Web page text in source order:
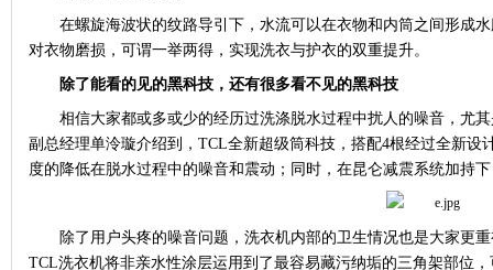
在螺旋海波状的纹路导引下，水流可以在衣物和内筒之间形成
对衣物磨损，可谓一举两得，实现洗衣与护衣的双重提升。
除了能看的见的黑科技，还有很多看不见的黑科技
相信大家都或多或少的经历过洗涤脱水过程中扰人的噪音，尤
副总经理单泠璇介绍到， TCL全新超级筒科技，搭配4根经过全新设
度的降低在脱水过程中的噪音和震动；同时，在昆仑减震系统加持
除了用户头疼的噪音问题，洗衣机内部的卫生情况也是大家更
TCL洗衣机将非亲水性涂层运用到了最容易藏污纳垢的三角架部位